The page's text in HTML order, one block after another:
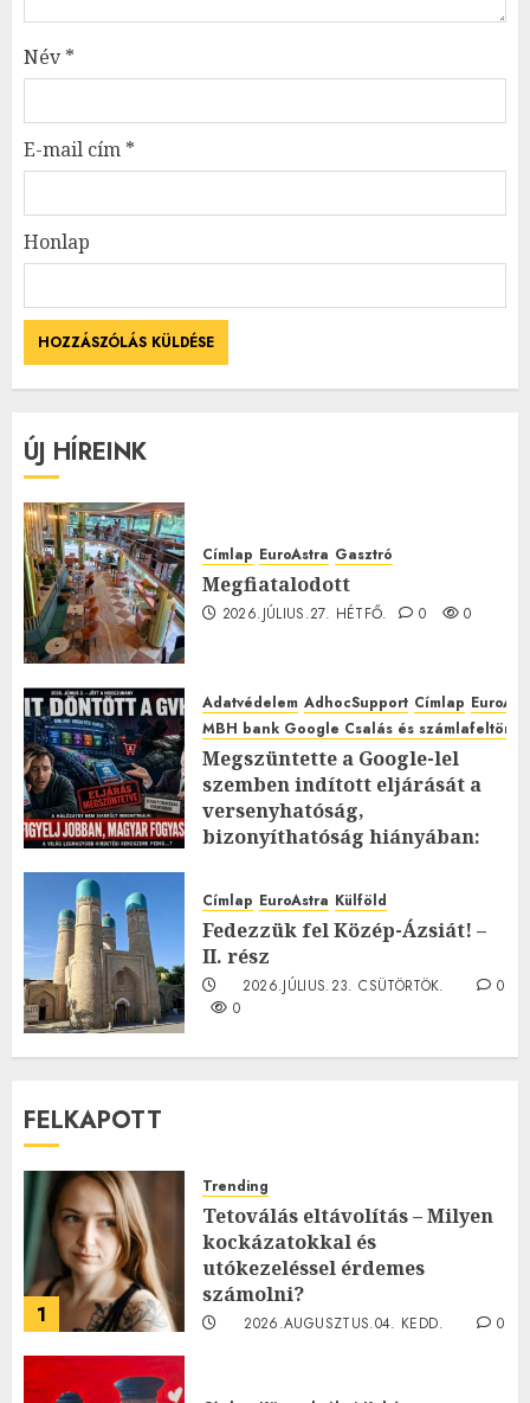
Név*
E-mail cím *
Honlap
ÚJ HÍREINK
Címlap EuroAstra Gasztró
Megfiatalodott
2026.JÚLIUS.27. HÉTFŐ. 0 0
Adatvédelem AdhocSupport Címlap
MBH bank Google Csalás és
Megszüntette a Google-lel
szemben indított eljárását a
versenyhatóság,
bizonyíthatóság hiányában:
2026.JÚLIUS.23. CSÜTÖRTÖK.
0
Címlap EuroAstra Külföld
Fedezzük fel Közép-Ázsiát! –
II. rész
2026.JÚLIUS.23. CSÜTÖRTÖK.
0
0
FELKAPOTT
1
Trending
Tetoválás eltávolítás – Milyen
kockázatokkal és
utókezeléssel érdemes
számolni?
2026.AUGUSZTUS.04. KEDD.
0